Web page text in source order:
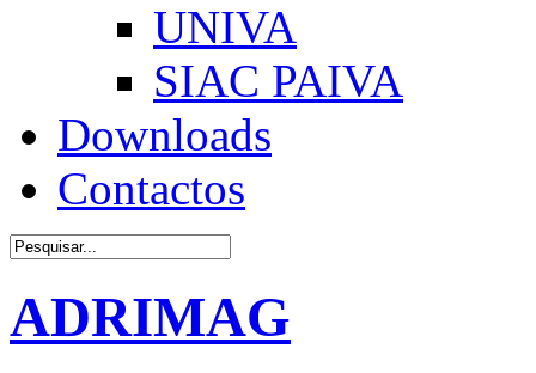
UNIVA
SIAC PAIVA
Downloads
Contactos
ADRIMAG